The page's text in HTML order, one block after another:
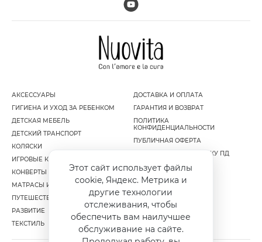
АКСЕССУАРЫ
ГИГИЕНА И УХОД ЗА РЕБЕНКОМ
ДЕТСКАЯ МЕБЕЛЬ
ДЕТСКИЙ ТРАНСПОРТ
КОЛЯСКИ
ИГРОВЫЕ КОМПЛЕКСЫ
КОНВЕРТЫ И МУФТЫ
МАТРАСЫ И НАМАТРАСНИКИ
ПУТЕШЕСТВИЕ
РАЗВИТИЕ
ТЕКСТИЛЬ
ДОСТАВКА И ОПЛАТА
ГАРАНТИЯ И ВОЗВРАТ
ПОЛИТИКА
КОНФИДЕНЦИАЛЬНОСТИ
ПУБЛИЧНАЯ ОФЕРТА
СОГЛАСИЕ НА ОБРАБОТКУ ПД
Этот сайт использует файлы
cookie, Яндекс. Метрика и
другие технологии
отслеживания, чтобы
обеспечить вам наилучшее
обслуживание на сайте.